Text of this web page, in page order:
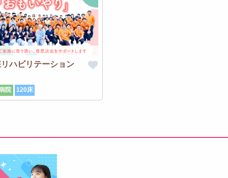
ハビリテーション
院 120床